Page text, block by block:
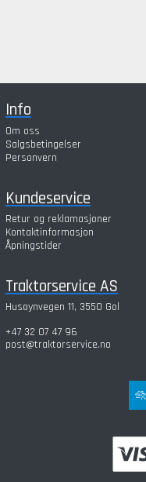
Info
Om oss
Salgsbetingelser
Personvern
Kundeservice
Retur og reklamasjoner
Kontaktinformasjon
Åpningstider
Traktorservice AS
Husøynvegen 11, 3550 Gol
+47 32 07 47 96
post@traktorservice.no